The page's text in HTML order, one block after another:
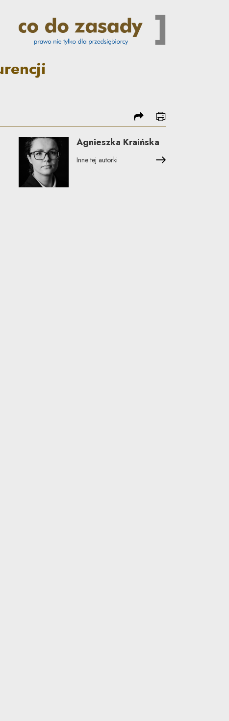
sądów krajowych | Co do
podziel się
drukuj
Agnieszka Kraińska
Inne tej autorki